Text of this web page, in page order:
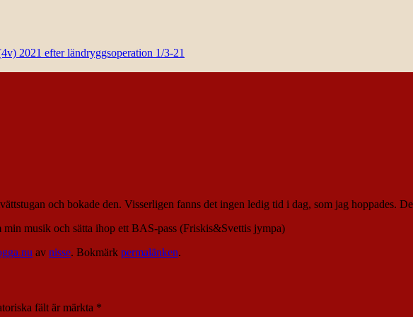
2021 efter ländryggsoperation 1/3-21
och bokade den. Visserligen fanns det ingen ledig tid i dag, som jag hoppades.
musik och sätta ihop ett BAS-pass (Friskis&Svettis jympa)
av nisse. Bokmärk permalänken.
fält är märkta *